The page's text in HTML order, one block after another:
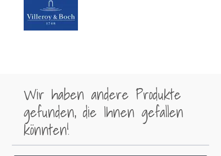
Wir haben andere Produkte
gefunden, die Ihnen gefallen
könnten!